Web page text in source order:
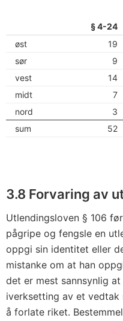
§ 4-24
øst
19
sør
9
vest
14
midt
7
nord
3
sum
52
3.8 Forvaring av
Utlendingsloven § 106
pågripe og fengsle en
oppgi sin identitet eller
mistanke om at han
det er mest sannsynlig
iverksetting av et
å forlate riket.